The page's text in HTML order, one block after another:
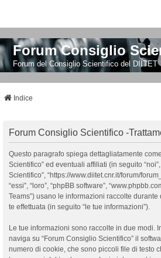
Forum Consiglio
Forum del Consiglio Scientifico del DIITET
Indice
Forum Consiglio Scientifico -
Questo paragrafo spiega dettagliatamente
Scientifico” ed eventuali affiliati (in seguito
Scientifico”, “https://www.diitet.cnr.it/forum/
“essi”, “loro”, “phpBB software”,
Teams”) usano le informazioni raccolte
te effettuata (in seguito “le tue informazioni”).
Le tue informazioni sono raccolte in due modi.
naviga su “Forum Consiglio Scientifico” il
numero di cookie, che sono piccoli file di testo